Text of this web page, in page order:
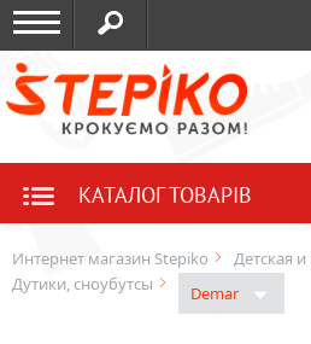
КАТАЛОГ ТОВАРІВ
Интернет магазин Stepiko
Детская
Дутики, сноубутсы
Demar